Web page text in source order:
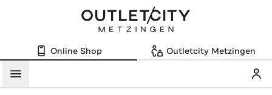
Online Shop Outletcity Metzingen
Menü